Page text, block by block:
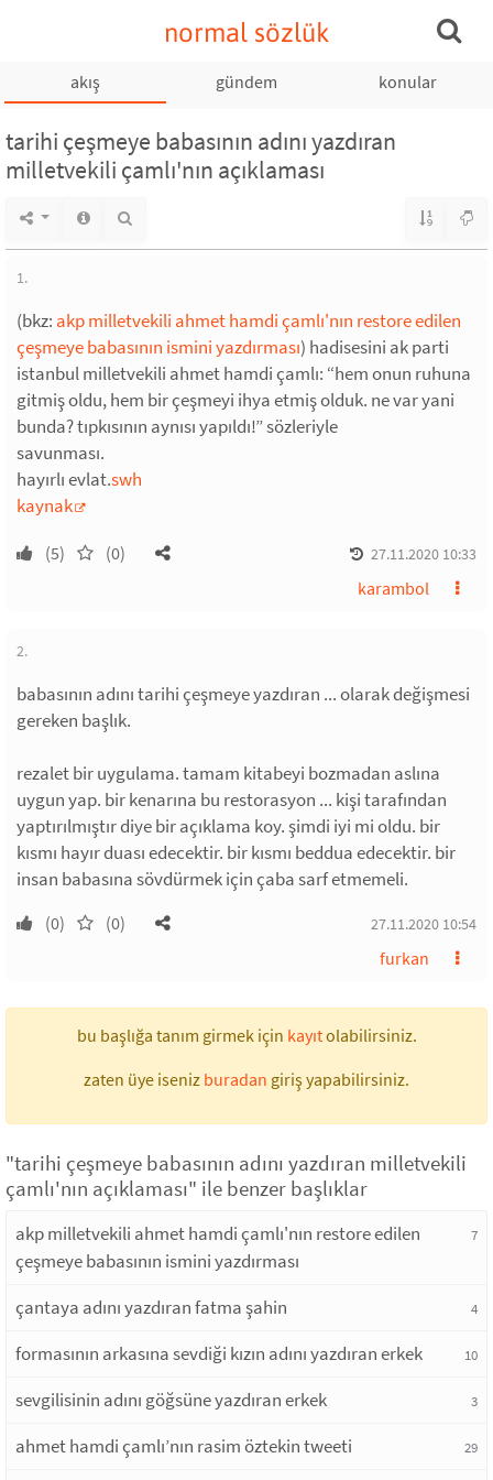
normal sözlük
akış gündem konular
tarihi çeşmeye babasının adını yazdıran
milletvekili çamlı'nın açıklaması
1.
(bkz: akp milletvekili ahmet hamdi çamlı'nın restore edilen
çeşmeye babasının ismini yazdırması) hadisesini ak parti
istanbul milletvekili ahmet hamdi çamlı: “hem onun ruhuna
gitmiş oldu, hem bir çeşmeyi ihya etmiş olduk. ne var yani
bunda? tıpkısının aynısı yapıldı!” sözleriyle
savunması.
hayırlı evlat.swh
kaynak
(5) (0) 27.11.2020 10:33
karambol
2.
babasının adını tarihi çeşmeye yazdıran ... olarak değişmesi
gereken başlık.
rezalet bir uygulama. tamam kitabeyi bozmadan aslına
uygun yap. bir kenarına bu restorasyon ... kişi tarafından
yaptırılmıştır diye bir açıklama koy. şimdi iyi mi oldu. bir
kısmı hayır duası edecektir. bir kısmı beddua edecektir. bir
insan babasına sövdürmek için çaba sarf etmemeli.
(0) (0) 27.11.2020 10:54
furkan
bu başlığa tanım girmek için kayıtolabilirsiniz.
zaten üye iseniz buradan giriş yapabilirsiniz.
"tarihi çeşmeye babasının adını yazdıran milletvekili
çamlı'nın açıklaması" ile benzer başlıklar
akp milletvekili ahmet hamdi çamlı'nın restore edilen
çeşmeye babasının ismini yazdırması
7
çantaya adını yazdıran fatma şahin 4
formasının arkasına sevdiği kızın adını yazdıran erkek 10
sevgilisinin adını göğsüne yazdıran erkek 3
ahmet hamdi çamlı’nın rasim öztekin tweeti 29